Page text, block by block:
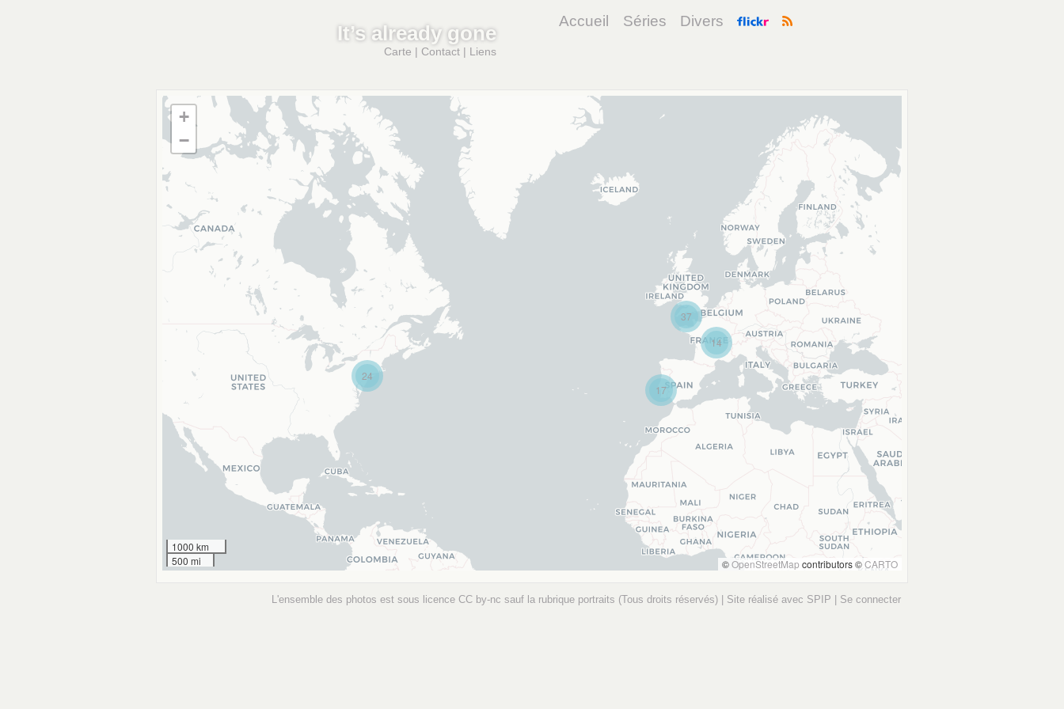
It’s already gone
Carte | Contact | Liens
Accueil Séries Divers
24
17
37
14
+
−
1000 km
500 mi
©OpenStreetMap contributors ©CARTO
L'ensemble des photos est sous licence CC by-nc sauf la rubrique portraits (Tous droits réservés) | Site réalisé avec SPIP | Se connecter